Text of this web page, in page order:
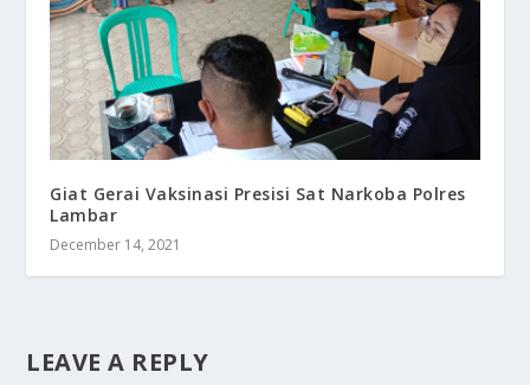
Giat Gerai Vaksinasi Presisi Sat Narkoba Polres
Lambar
December 14, 2021
LEAVE A REPLY